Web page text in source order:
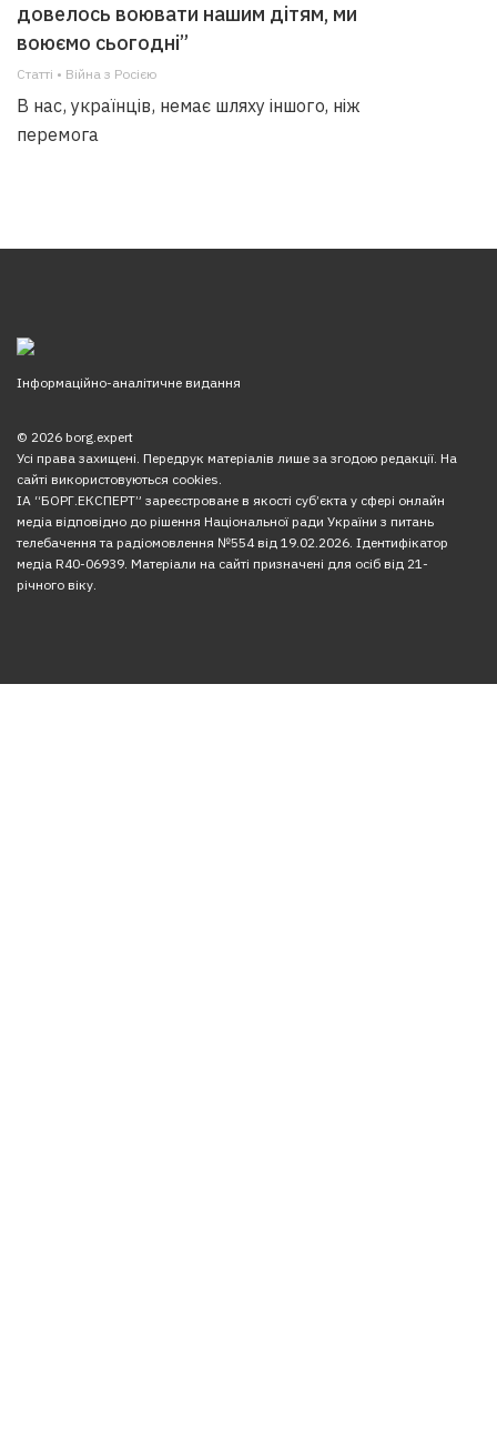
довелось воювати нашим дітям, ми
воюємо сьогодні”
Статті • Війна з Росією
В нас, українців, немає шляху іншого, ніж
перемога
Інформаційно-аналітичне видання
© 2026 borg.expert
Усі права захищені. Передрук матеріалів лише за згодою редакції. На
сайті використовуються cookies.
ІА “БОРГ.ЕКСПЕРТ” зареєстроване в якості суб’єкта у сфері онлайн
медіа відповідно до рішення Національної ради України з питань
телебачення та радіомовлення №554 від 19.02.2026. Ідентифікатор
медіа R40-06939. Матеріали на сайті призначені для осіб від 21-
річного віку.